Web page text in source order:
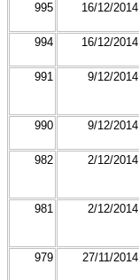
995 16/12/2014
994 16/12/2014
991 9/12/2014
990 9/12/2014
982 2/12/2014
981 2/12/2014
979 27/11/2014